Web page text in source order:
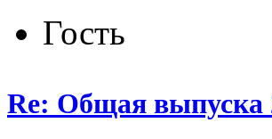
Гость
Re: Общая выпуска